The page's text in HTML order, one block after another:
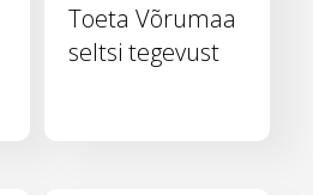
Toeta Võrumaa
seltsi tegevust